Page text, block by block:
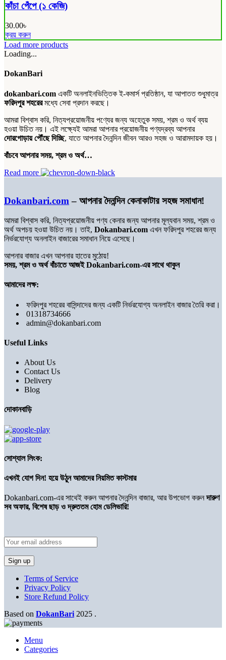
কাঁচা পেঁপে (১ কেজি)
30.00৳
ক্রয় করুন
Load more products
Loading...
DokanBari
dokanbari.com একটি অনলাইনভিত্তিক ই-কমার্স প্রতিষ্ঠান, যা আপাতত শুধুমাত্র
ফরিদপুর শহরেরমধ্যে সেবা প্রদান করছে।
আমরা বিশ্বাস করি, নিত্যপ্রয়োজনীয় পণ্যের জন্য অহেতুক সময়, শ্রম ও অর্থ ব্যয়
হওয়া উচিত নয়। এই লক্ষ্যেই আমরা আপনার প্রয়োজনীয় পণ্যদ্রব্য আপনার
দোরগোড়ায় পৌঁছে দিচ্ছি, যাতে আপনার দৈনন্দিন জীবন আরও সহজ ও আরামদায়ক হয়।
বাঁচবে আপনার সময়, শ্রম ও অর্থ…
Read more
Dokanbari.com– আপনার দৈনন্দিন কেনাকাটার সহজ সমাধান!
আমরা বিশ্বাস করি, নিত্যপ্রয়োজনীয় পণ্য কেনার জন্য আপনার মূল্যবান সময়, শ্রম ও
অর্থ অপচয় হওয়া উচিত নয়। তাই, Dokanbari.com এখন ফরিদপুর শহরের জন্য
নির্ভরযোগ্য অনলাইন বাজারের সমাধান নিয়ে এসেছে।
আপনার বাজার এখন আপনার হাতের মুঠোয়!
সময়, শ্রম ও অর্থ বাঁচাতে আজই Dokanbari.com-এর সাথে থাকুন
আমাদের লক্ষ:
ফরিদপুর শহরের বাসিন্দাদের জন্য একটি নির্ভরযোগ্য অনলাইন বাজার তৈরি করা।
01318734666
admin@dokanbari.com
Useful Links
About Us
Contact Us
Delivery
Blog
দোকানবাড়ি
সোশ্যাল লিংক:
এখনই যোগ দিন! হয়ে উঠুন আমাদের নিয়মিত কাস্টমার
Dokanbari.com-এর সাথেই করুন আপনার দৈনন্দিন বাজার, আর উপভোগ করুনদারুণ
সব অফার, বিশেষ ছাড় ও দ্রুততম হোম ডেলিভারি!
Terms of Service
Privacy Policy
Store Refund Policy
Based on DokanBari 2025 .
Menu
Categories